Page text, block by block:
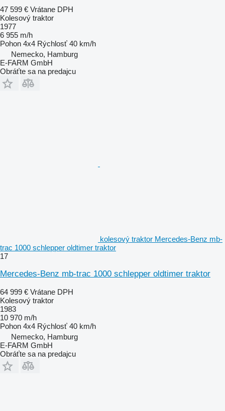
47 599 € Vrátane DPH
Kolesový traktor
1977
6 955 m/h
Pohon 4x4 Rýchlosť 40 km/h
Nemecko, Hamburg
E-FARM GmbH
Obráťte sa na predajcu
kolesový traktor Mercedes-Benz mb-
trac 1000 schlepper oldtimer traktor
17
Mercedes-Benz mb-trac 1000 schlepper oldtimer traktor
64 999 € Vrátane DPH
Kolesový traktor
1983
10 970 m/h
Pohon 4x4 Rýchlosť 40 km/h
Nemecko, Hamburg
E-FARM GmbH
Obráťte sa na predajcu